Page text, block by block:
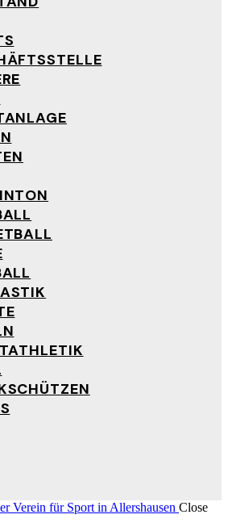
Verein für Sport in Allershausen Close